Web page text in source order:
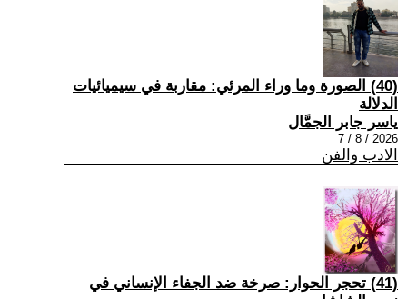
(40) الصورة وما وراء المرئي: مقاربة في سيميائيات
الدلالة
ياسر جابر الجمَّال
2026 / 8 / 7
الادب والفن
(41) تحجر الحوار: صرخة ضد الجفاء الإنساني في